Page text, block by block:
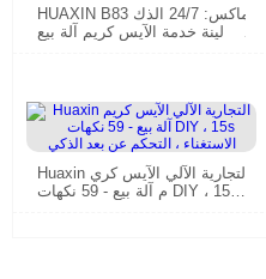
HUAXIN B83 ماكس: 24/7 الذك
ية لينة خدمة الآيس كريم آلة بيع
Huaxin التجارية الآلي الآيس كري
م آلة بيع - 59 نكهات DIY ، 15s